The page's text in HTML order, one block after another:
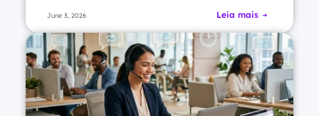
June 3, 2026 Leia mais